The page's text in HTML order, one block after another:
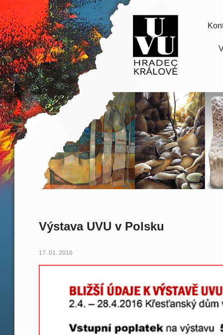
Výstava UVU v Polsku
17. 01. 2016